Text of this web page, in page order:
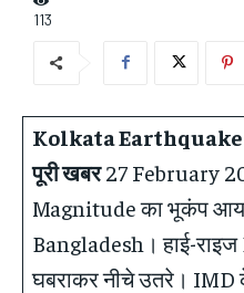
113
Kolkata Earthquake
पूरी खबर27 February
Magnitude का भूकंप
Bangladesh। हाई-
घबराकर नीचे उतरे।